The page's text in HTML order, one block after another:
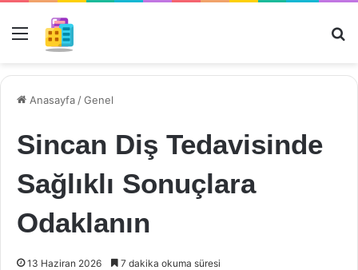
Menü
Anasayfa /Genel
Sincan Diş Tedavisinde
Sağlıklı Sonuçlara
Odaklanın
13 Haziran 2026 7 dakika okuma süresi